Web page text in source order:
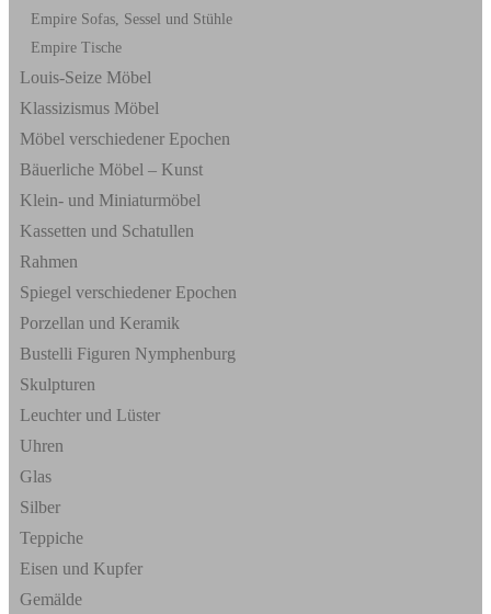
Empire Sofas, Sessel und Stühle
Empire Tische
Louis-Seize Möbel
Klassizismus Möbel
Möbel verschiedener Epochen
Bäuerliche Möbel – Kunst
Klein- und Miniaturmöbel
Kassetten und Schatullen
Rahmen
Spiegel verschiedener Epochen
Porzellan und Keramik
Bustelli Figuren Nymphenburg
Skulpturen
Leuchter und Lüster
Uhren
Glas
Silber
Teppiche
Eisen und Kupfer
Gemälde